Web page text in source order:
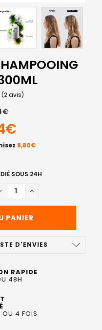
(2 avis)
8,80€
SOUS 24H
LA QUANTITÉ DE
AUGMENTER LA
D'ENVIES
RAPIDE
48H
OU 4 FOIS